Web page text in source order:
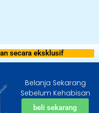
secara eksklusif
Belanja Sekarang
Sebelum Kehabisan
beli sekarang